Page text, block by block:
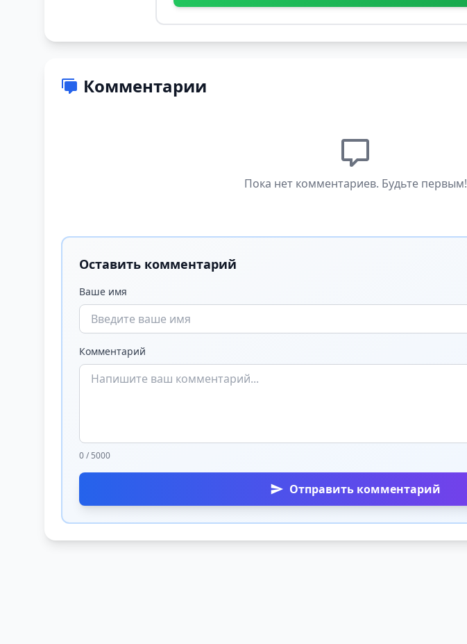
Комментарии
Пока нет комментариев. Будьте первым!
Оставить комментарий
Ваше имя
Комментарий
0 / 5000
Отправить комментарий